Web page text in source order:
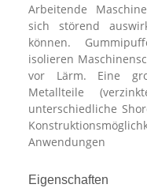
Arbeitende
sich störend
können.
isolieren
vor Lärm. Eine
Metallteile
unterschiedliche
Anwendungen
Eigenschaften